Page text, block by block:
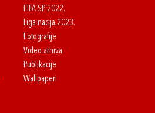
FIFA SP 2022.
Liga nacija 2023.
Fotografije
Video arhiva
Publikacije
Wallpaperi